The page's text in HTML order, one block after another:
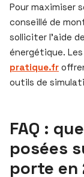
Pour maximiser
conseillé de
solliciter l’aide
énergétique.
pratique.fr
outils de
FAQ :
posées
porte en